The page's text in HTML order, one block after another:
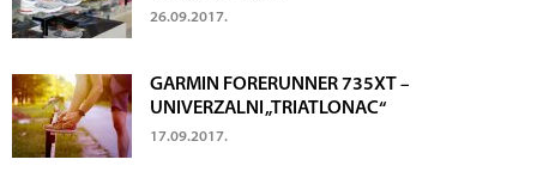
26.09.2017.
GARMIN FORERUNNER 735XT –
UNIVERZALNI „TRIATLONAC“
17.09.2017.